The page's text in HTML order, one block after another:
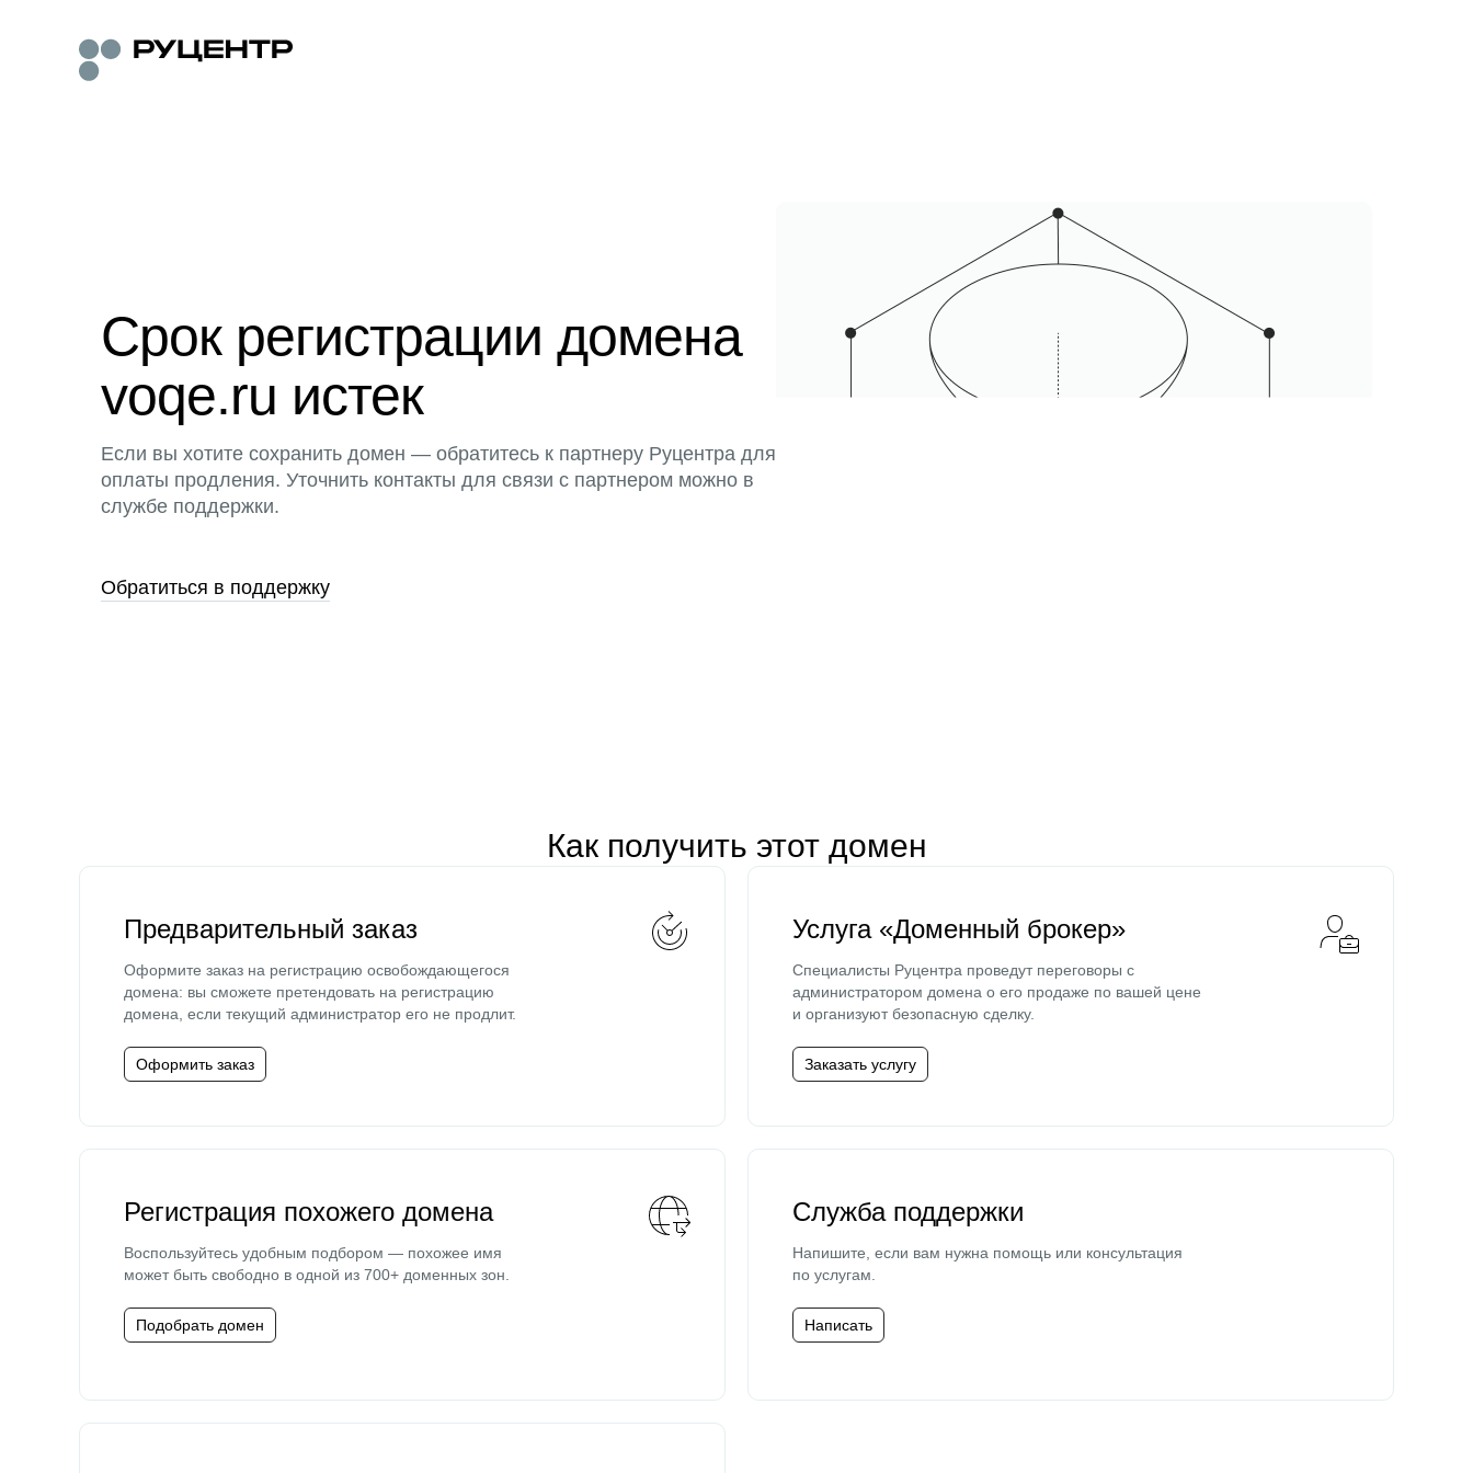
Срок регистрации домена
voqe.ru истек
Если вы хотите сохранить домен — обратитесь к партнеру Руцентра для
оплаты продления. Уточнить контакты для связи с партнером можно в
службе поддержки.
Обратиться в поддержку
Как получить этот домен
Предварительный заказ
Оформите заказ на регистрацию освобождающегося
домена: вы сможете претендовать на регистрацию
домена, если текущий администратор его не продлит.
Оформить заказ
Услуга «Доменный брокер»
Специалисты Руцентра проведут переговоры с
администратором домена о его продаже по вашей цене
и организуют безопасную сделку.
Заказать услугу
Регистрация похожего домена
Воспользуйтесь удобным подбором — похожее имя
может быть свободно в одной из 700+ доменных зон.
Подобрать домен
Служба поддержки
Напишите, если вам нужна помощь или консультация
по услугам.
Написать